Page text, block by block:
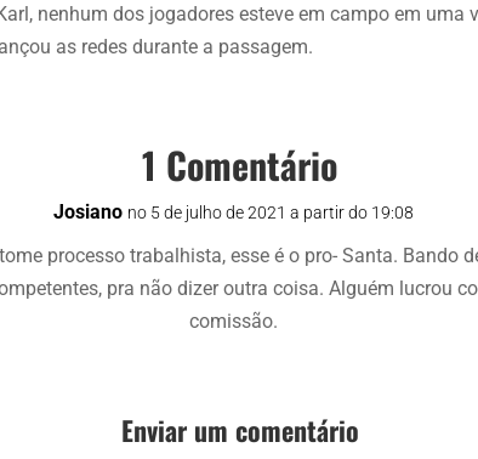
nenhum dos jogadores esteve em campo em uma
as redes durante a passagem.
1 Comentário
Josiano no 5 de julho de 2021 a partir do 19:08
processo trabalhista, esse é o pro- Santa. Bando
pra não dizer outra coisa. Alguém lucrou
comissão.
Enviar um comentário